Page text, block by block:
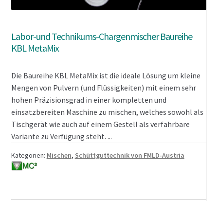
Labor-und Technikums-Chargenmischer Baureihe
KBL MetaMix
Die Baureihe KBL MetaMix ist die ideale Lösung um kleine
Mengen von Pulvern (und Flüssigkeiten) mit einem sehr
hohen Präzisionsgrad in einer kompletten und
einsatzbereiten Maschine zu mischen, welches sowohl als
Tischgerät wie auch auf einem Gestell als verfahrbare
Variante zu Verfügung steht. ...
Kategorien: Mischen, Schüttguttechnik von FMLD-Austria